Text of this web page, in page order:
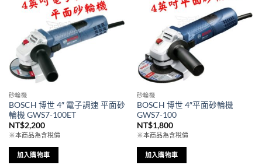
砂輪機
BOSCH 博世 4″ 電子調速 平面砂
輪機 GWS7-100ET
NT$2,200
※本商品為含稅價
加入購物車
砂輪機
BOSCH 博世 4″平面砂輪機
GWS7-100
NT$1,800
※本商品為含稅價
加入購物車